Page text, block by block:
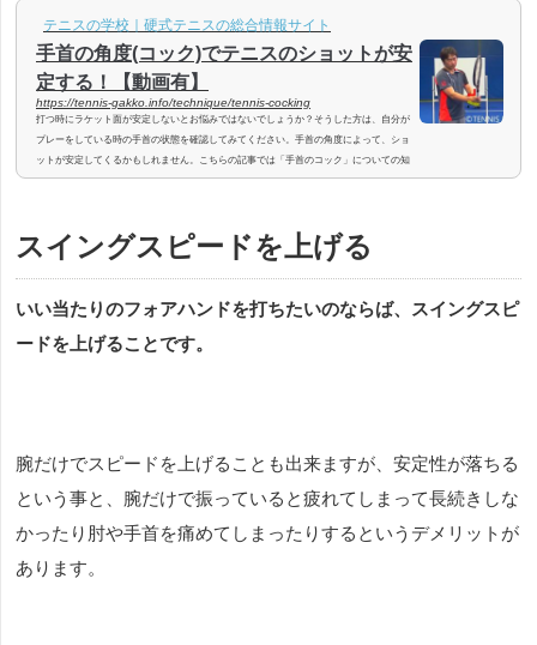
テニスの学校｜硬式テニスの総合情報サイト
手首の角度(コック)でテニスのショットが安
定する！【動画有】
https://tennis-gakko.info/technique/tennis-cocking
打つ時にラケット面が安定しないとお悩みではないでしょうか？そうした方は、自分が
プレーをしている時の手首の状態を確認してみてください。手首の角度によって、ショ
ットが安定してくるかもしれません。こちらの記事では「手首のコック」についての知
識とトレーニング方法を紹介します。「手首のコック」とは手首の関節の角度のことで
一番影響をするのがグリップを...
スイングスピードを上げる
いい当たりのフォアハンドを打ちたいのならば、スイングスピ
ードを上げることです。
腕だけでスピードを上げることも出来ますが、安定性が落ちる
という事と、腕だけで振っていると疲れてしまって長続きしな
かったり肘や手首を痛めてしまったりするというデメリットが
あります。